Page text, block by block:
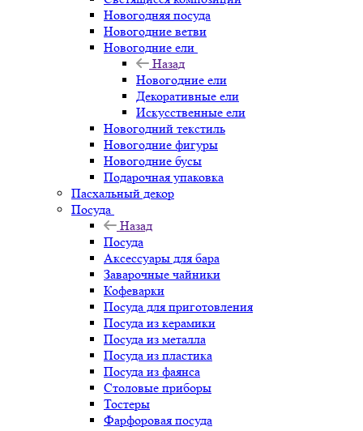
Новогодняя посуда
Новогодние ветви
Новогодние ели
Назад
Новогодние ели
Декоративные ели
Искусственные ели
Новогодний текстиль
Новогодние фигуры
Новогодние бусы
Подарочная упаковка
Пасхальный декор
Посуда
Назад
Посуда
Аксессуары для бара
Заварочные чайники
Кофеварки
Посуда для приготовления
Посуда из керамики
Посуда из металла
Посуда из пластика
Посуда из фаянса
Столовые приборы
Тостеры
Фарфоровая посуда